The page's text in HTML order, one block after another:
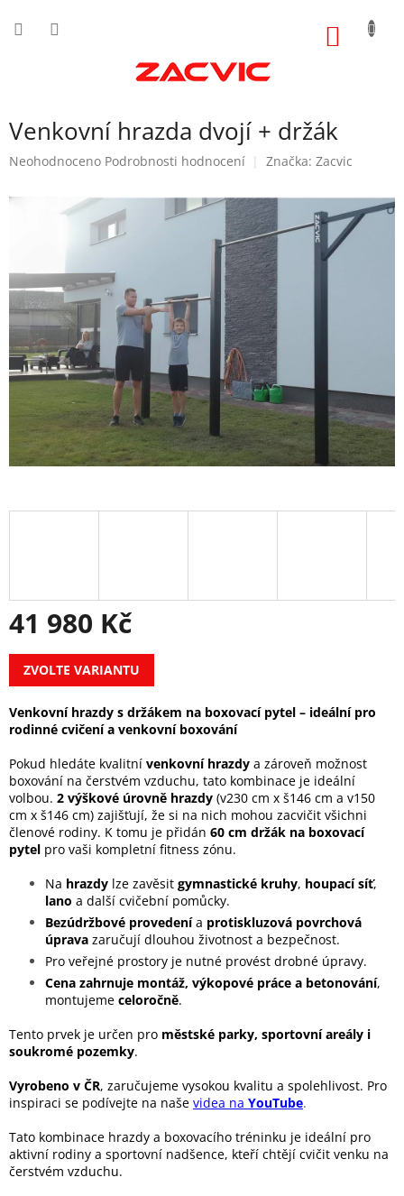
Venkovní hrazda dvojí + držák
Průměrné
produktu
hvězdiček.
Neohodnoceno Podrobnosti hodnocení Značka: Zacvic
41 980 Kč
Měrná
cena:
ZVOLTE VARIANTU
Venkovní hrazdy s držákem na boxovací pytel – ideální pro
rodinné cvičení a venkovní boxování
Pokud hledáte kvalitní venkovní hrazdy a zároveň možnost
boxování na čerstvém vzduchu, tato kombinace je ideální
volbou. 2 výškové úrovně hrazdy (v230 cm x š146 cm a v150
cm x š146 cm) zajišťují, že si na nich mohou zacvičit všichni
členové rodiny. K tomu je přidán 60 cm držák na boxovací
pytel pro vaši kompletní fitness zónu.
Na hrazdy lze zavěsit gymnastické kruhy, houpací síť,
lano a další cvičební pomůcky.
Bezúdržbové provedenía protiskluzová povrchová
úprava zaručují dlouhou životnost a bezpečnost.
Pro veřejné prostory je nutné provést drobné úpravy.
Cena zahrnuje montáž, výkopové práce a betonování,
montujeme celoročně.
Tento prvek je určen pro městské parky, sportovní areály i
soukromé pozemky.
Vyrobeno v ČR, zaručujeme vysokou kvalitu a spolehlivost. Pro
inspiraci se podívejte na naše videa na YouTube.
Tato kombinace hrazdy a boxovacího tréninku je ideální pro
aktivní rodiny a sportovní nadšence, kteří chtějí cvičit venku na
čerstvém vzduchu.